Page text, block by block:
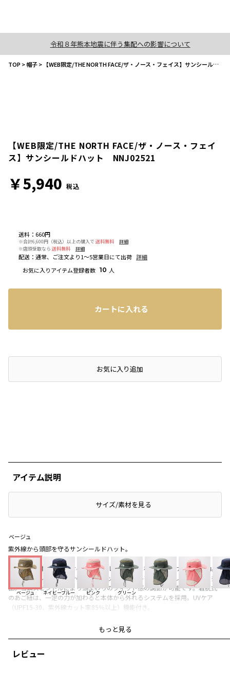
令和８年熊本地震に伴う集配への影響について
TOP>帽子> 【WEB限定/THE NORTH FACE/ザ・ノース・フェイス】サンシールドハット NNJ02521
ベージュ
ベージュ ネイビーブルー ピンク グリーン
レビュー
送料 ： 660円
※合計6,600円（税込）以上の購入で 送料無料
詳細
※店頭受取なら 送料無料 詳細
配送 ： 通常、ご注文より1～5営業日にて出荷 詳細
お気に入りアイテム登録者数 10 人
【WEB限定/THE NORTH FACE/ザ・ノース・フェイ
ス】サンシールドハット NNJ02521
￥5,940 税込
カートに入れる
店頭在庫を確認するお気に入り追加
アイテム説明
サイズ/素材を見る
紫外線から頭部を守るサンシールドハット。
フックで簡単に取り外せるサンシールドは、首まわりの日焼け対策に有効。
頭部とサンシールド部分の一部にメッシュパネルを使い、ムレを効率的に排
出。ゴムスピンドルにより頭まわりのフィット感の調節が可能です。着脱式
のあご紐は、一定の力が加わると本体から外れるシステムを採用。UVケア
（UPF15-30、紫外線カット率85％以上）機能付き。
夏のキャンプや林間学校などのアウトドアシーンで活躍します。
コーラルクラッシュ⇒ピンク
もっと見る